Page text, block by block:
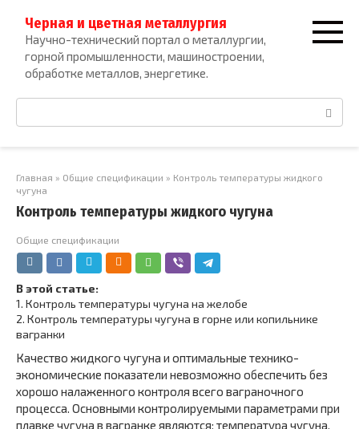
контенту
Черная и цветная металлургия
Научно-технический портал о металлургии,
горной промышленности, машиностроении,
обработке металлов, энергетике.
Поиск:
Главная » Общие спецификации » Контроль температуры жидкого
чугуна
Контроль температуры жидкого чугуна
Общие спецификации
В этой статье:
1. Контроль температуры чугуна на желобе
2. Контроль температуры чугуна в горне или копильнике
вагранки
Качество жидкого чугуна и оптимальные технико-
экономические показатели невозможно обеспечить без
хорошо налаженного контроля всего ваграночного
процесса. Основными контролируемыми параметрами при
плавке чугуна в вагранке являются: температура чугуна,